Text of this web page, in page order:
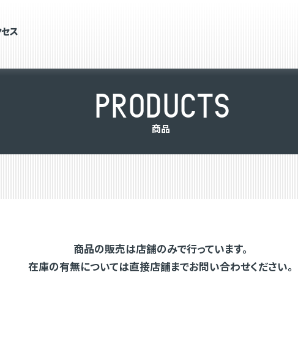
ス
PRODUCTS
商品
商品の販売は店舗のみで行っています。
在庫の有無については直接店舗までお問い合わせください。